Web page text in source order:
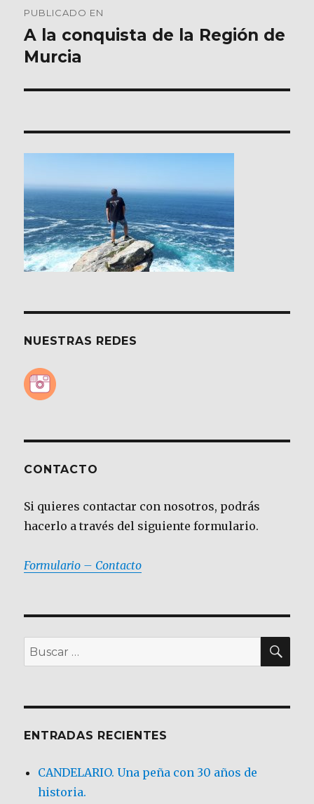
de
entradas
PUBLICADO EN
A la conquista de la Región de
Murcia
NUESTRAS REDES
CONTACTO
Si quieres contactar con nosotros, podrás
hacerlo a través del siguiente formulario.
Formulario – Contacto
Buscar
por:
ENTRADAS RECIENTES
CANDELARIO. Una peña con 30 años de
historia.